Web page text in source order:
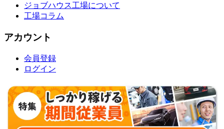
ジョブハウス工場について
工場コラム
アカウント
会員登録
ログイン